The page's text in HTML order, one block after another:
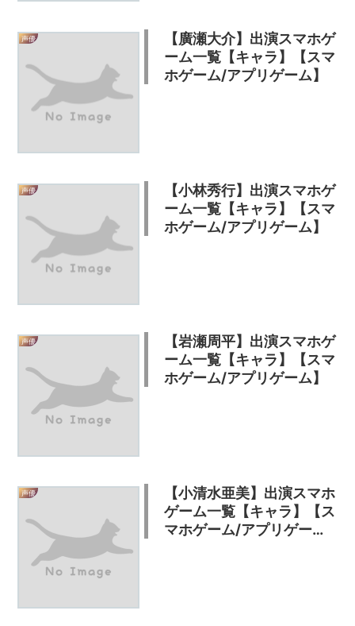
声優
【廣瀬大介】出演スマホゲ
ーム一覧【キャラ】【スマ
ホゲーム/アプリゲーム】
声優
【小林秀行】出演スマホゲ
ーム一覧【キャラ】【スマ
ホゲーム/アプリゲーム】
声優
【岩瀬周平】出演スマホゲ
ーム一覧【キャラ】【スマ
ホゲーム/アプリゲーム】
声優
【小清水亜美】出演スマホ
ゲーム一覧【キャラ】【ス
マホゲーム/アプリゲー